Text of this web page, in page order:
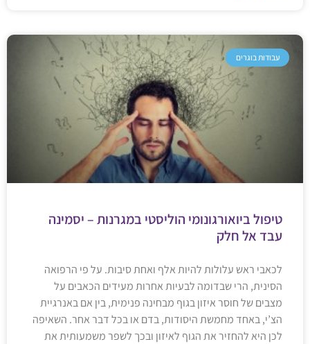
עבודות בוגרים
טיפול ביואורגונומי הוליסטי במגרנות – יסמינה
עבד אל חלק
לכאבי ראש עלולות להיות אלף ואחת סיבות. על פי הרפואה
הסינית, הרי שבדומה לבעיות אחרות מעידים הכאבים על
מצבים של חוסר איזון בגוף מבחינה פנימית, בין אם באנרגיית
הצ’י, באחד מחמשת היסודות, בדם או בכל דבר אחר. השאיפה
לכן היא להחזיר את הגוף לאיזון ובכך לשפר משמעותית את